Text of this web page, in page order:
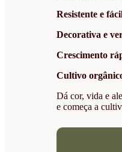
Resistente e
Decorativa e
Crescimento
Cultivo
Dá cor, vida e
e começa a